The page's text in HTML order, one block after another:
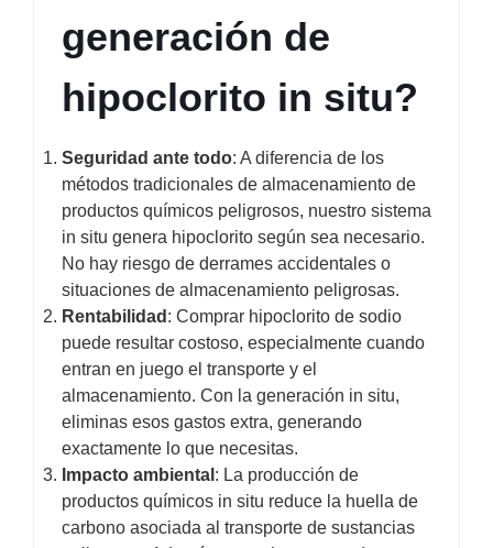
generación de
hipoclorito in situ?
Seguridad ante todo: A diferencia de los
métodos tradicionales de almacenamiento de
productos químicos peligrosos, nuestro sistema
in situ genera hipoclorito según sea necesario.
No hay riesgo de derrames accidentales o
situaciones de almacenamiento peligrosas.
Rentabilidad : Comprar hipoclorito de sodio
puede resultar costoso, especialmente cuando
entran en juego el transporte y el
almacenamiento. Con la generación in situ,
eliminas esos gastos extra, generando
exactamente lo que necesitas.
Impacto ambiental : La producción de
productos químicos in situ reduce la huella de
carbono asociada al transporte de sustancias